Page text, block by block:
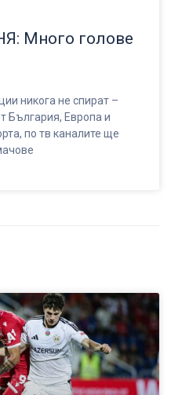
Много голове
никога не спират –
България, Европа и
по тв каналите ще